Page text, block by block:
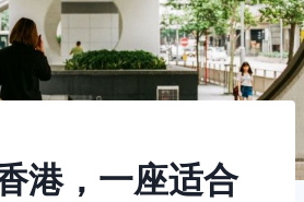
港，一座适合